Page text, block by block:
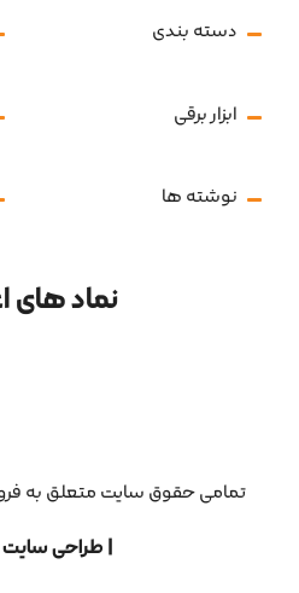
دسته بندی
ابزار برقی
نوشته ها
نماد های
تمامی حقوق سایت متعلق به
| طراحی سایت